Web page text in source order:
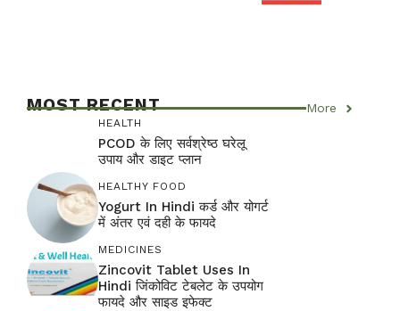
MOST RECENT More
HEALTH
PCOD के लिए सर्वश्रेष्ठ घरेलू
उपाय और डाइट प्लान
HEALTHY FOOD
Yogurt In Hindi कर्ड और योगर्ट
में अंतर एवं दही के फायदे
MEDICINES
Zincovit Tablet Uses In
Hindi जिंकोविट टेबलेट के उपयोग
फायदे और साइड इफेक्ट